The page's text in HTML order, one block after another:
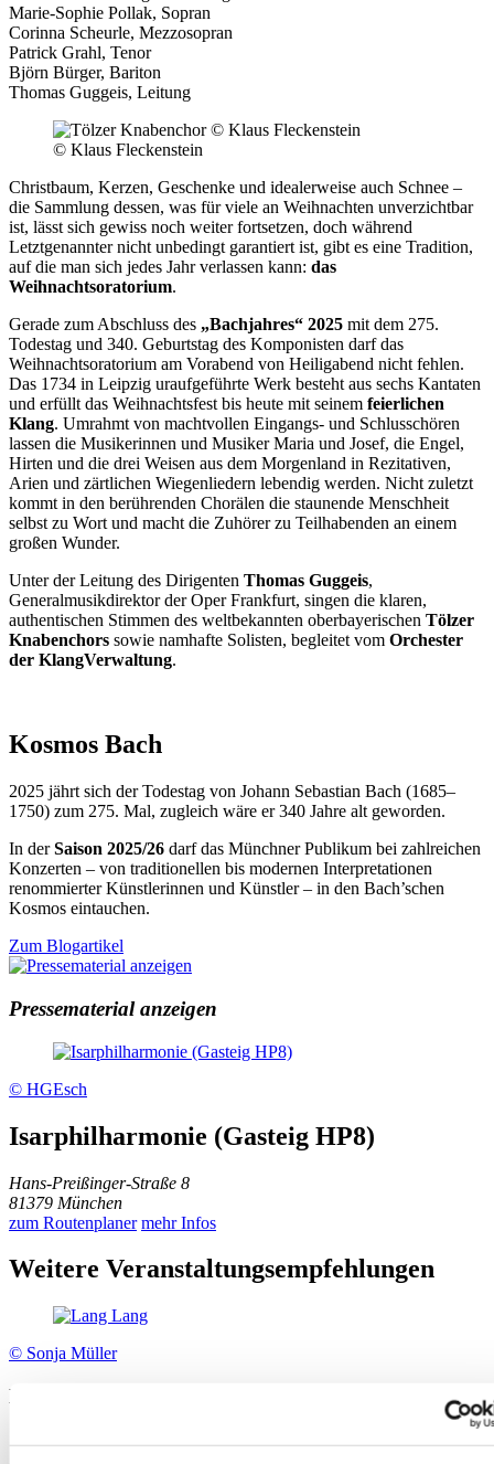
Marie-Sophie Pollak, Sopran
Corinna Scheurle, Mezzosopran
Patrick Grahl, Tenor
Björn Bürger, Bariton
Thomas Guggeis, Leitung
© Klaus Fleckenstein
Christbaum, Kerzen, Geschenke und idealerweise auch Schnee –
die Sammlung dessen, was für viele an Weihnachten unverzichtbar
ist, lässt sich gewiss noch weiter fortsetzen, doch während
Letztgenannter nicht unbedingt garantiert ist, gibt es eine Tradition,
auf die man sich jedes Jahr verlassen kann: das
Weihnachtsoratorium.
Gerade zum Abschluss des „Bachjahres“ 2025 mit dem 275.
Todestag und 340. Geburtstag des Komponisten darf das
Weihnachtsoratorium am Vorabend von Heiligabend nicht fehlen.
Das 1734 in Leipzig uraufgeführte Werk besteht aus sechs Kantaten
und erfüllt das Weihnachtsfest bis heute mit seinem feierlichen
Klang. Umrahmt von machtvollen Eingangs- und Schlusschören
lassen die Musikerinnen und Musiker Maria und Josef, die Engel,
Hirten und die drei Weisen aus dem Morgenland in Rezitativen,
Arien und zärtlichen Wiegenliedern lebendig werden. Nicht zuletzt
kommt in den berührenden Chorälen die staunende Menschheit
selbst zu Wort und macht die Zuhörer zu Teilhabenden an einem
großen Wunder.
Unter der Leitung des Dirigenten Thomas Guggeis,
Generalmusikdirektor der Oper Frankfurt, singen die klaren,
authentischen Stimmen des weltbekannten oberbayerischen Tölzer
Knabenchors sowie namhafte Solisten, begleitet vom Orchester
der KlangVerwaltung.
Kosmos Bach
2025 jährt sich der Todestag von Johann Sebastian Bach (1685–
1750) zum 275. Mal, zugleich wäre er 340 Jahre alt geworden.
In derSaison 2025/26 darf das Münchner Publikum bei zahlreichen
Konzerten – von traditionellen bis modernen Interpretationen
renommierter Künstlerinnen und Künstler – in den Bach’schen
Kosmos eintauchen.
Zum Blogartikel
Pressematerial anzeigen
© HGEsch
Isarphilharmonie (Gasteig HP8)
Hans-Preißinger-Straße 8
81379 München
zum Routenplaner mehr Infos
Weitere Veranstaltungsempfehlungen
© Sonja Müller
Lang Lang